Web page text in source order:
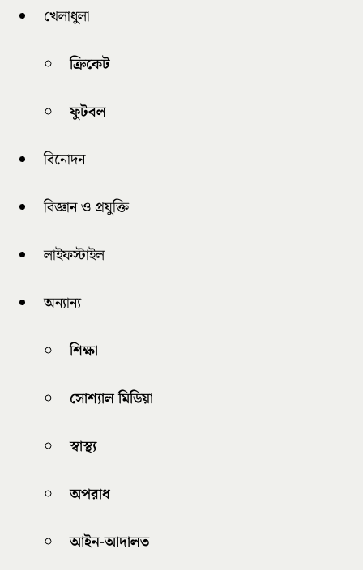
খেলাধুলা
ক্রিকেট
ফুটবল
বিনোদন
বিজ্ঞান ও প্রযুক্তি
লাইফস্টাইল
অন্যান্য
শিক্ষা
সোশ্যাল মিডিয়া
স্বাস্থ্য
অপরাধ
আইন-আদালত